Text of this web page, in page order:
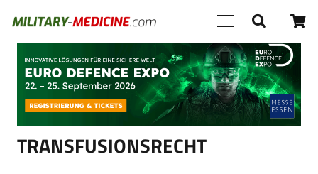
Anzeige
TRANSFUSIONSRECHT